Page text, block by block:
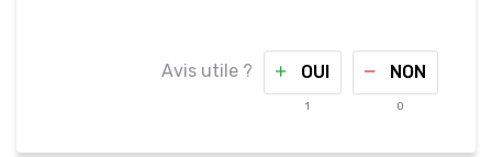
Avis utile ? OUI
1
NON
0